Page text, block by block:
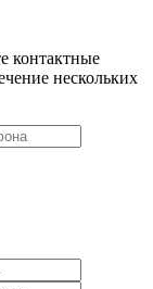
контактные
нескольких